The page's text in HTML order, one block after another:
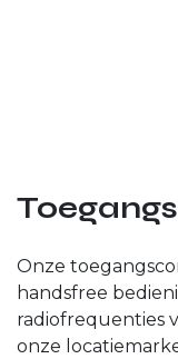
Onze
handsfree
radiofrequenties
onze